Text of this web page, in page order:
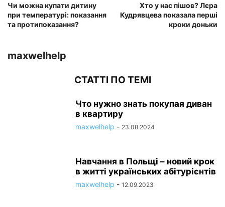
Чи можна купати дитину
при температурі: показання
та протипоказання?
Хто у нас пішов? Лєра
Кудрявцева показала перші
кроки доньки
maxwelhelp
СТАТТІ ПО ТЕМІ
Что нужно знать покупая диван
в квартиру
maxwelhelp - 23.08.2024
Навчання в Польщі – новий крок
в житті українських абітурієнтів
maxwelhelp - 12.09.2023